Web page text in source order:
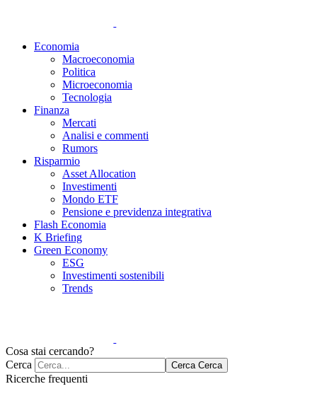
Economia
Macroeconomia
Politica
Microeconomia
Tecnologia
Finanza
Mercati
Analisi e commenti
Rumors
Risparmio
Asset Allocation
Investimenti
Mondo ETF
Pensione e previdenza integrativa
Flash Economia
K Briefing
Green Economy
ESG
Investimenti sostenibili
Trends
Cosa stai cercando?
Cerca
Cerca Cerca
Ricerche frequenti